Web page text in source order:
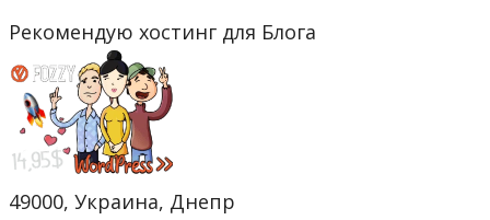
Рекомендую хостинг для Блога
49000, Украина, Днепр